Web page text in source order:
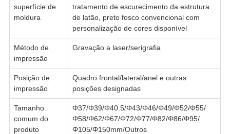
superfície de
moldura
tratamento de escurecimento da estrutura
de latão, preto fosco convencional com
personalização de cores disponível
Método de
impressão
Gravação a laser/serigrafia
Posição de
impressão
Quadro frontal/lateral/anel e outras
posições designadas
Tamanho
comum do
produto
Φ37/Φ39/Φ40.5/Φ43/Φ46/Φ49/Φ52/Φ55/
Φ58/Φ62/Φ67/Φ72/Φ77/Φ82/Φ86/Φ95/
Φ105/Φ150mm/Outros